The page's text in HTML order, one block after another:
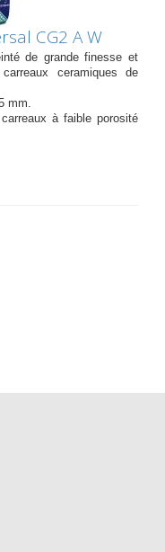
CG2 A W
de grande finesse et
ceramiques de
mm.
à faible porosité